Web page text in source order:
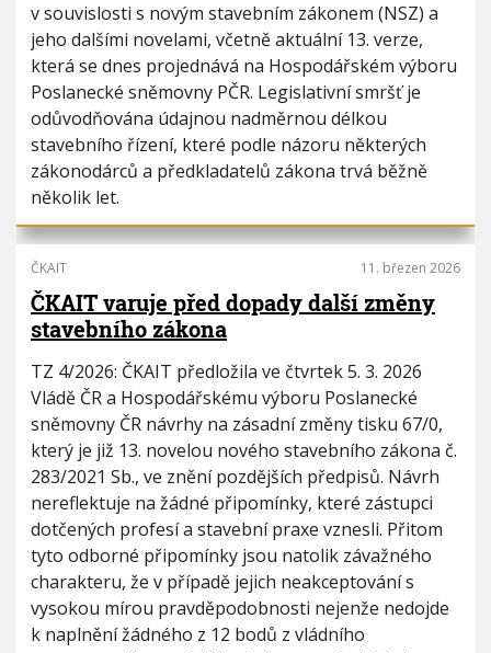
v souvislosti s novým stavebním zákonem (NSZ) a
jeho dalšími novelami, včetně aktuální 13. verze,
která se dnes projednává na Hospodářském výboru
Poslanecké sněmovny PČR. Legislativní smršť je
odůvodňována údajnou nadměrnou délkou
stavebního řízení, které podle názoru některých
zákonodárců a předkladatelů zákona trvá běžně
několik let.
ČKAIT 11. březen 2026
ČKAIT varuje před dopady další změny
stavebního zákona
TZ 4/2026: ČKAIT předložila ve čtvrtek 5. 3. 2026
Vládě ČR a Hospodářskému výboru Poslanecké
sněmovny ČR návrhy na zásadní změny tisku 67/0,
který je již 13. novelou nového stavebního zákona č.
283/2021 Sb., ve znění pozdějších předpisů. Návrh
nereflektuje na žádné připomínky, které zástupci
dotčených profesí a stavební praxe vznesli. Přitom
tyto odborné připomínky jsou natolik závažného
charakteru, že v případě jejich neakceptování s
vysokou mírou pravděpodobnosti nejenže nedojde
k naplnění žádného z 12 bodů z vládního